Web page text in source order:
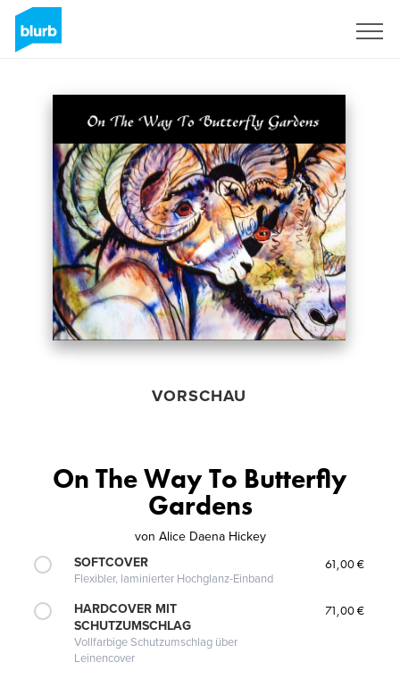
VORSCHAU
On The Way To Butterfly
Gardens
von Alice Daena Hickey
SOFTCOVER
Flexibler, laminierter Hochglanz-Einband
61,00 €
HARDCOVER MIT
SCHUTZUMSCHLAG
Vollfarbige Schutzumschlag über
Leinencover
71,00 €